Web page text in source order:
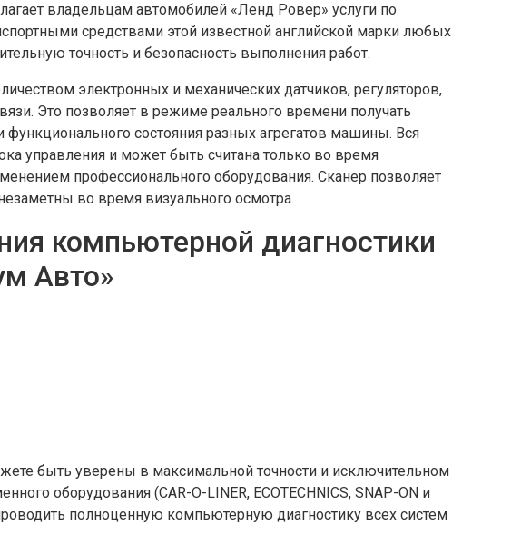
владельцам автомобилей «Ленд Ровер» услуги по
средствами этой известной английской марки любых
точность и безопасность выполнения работ.
электронных и механических датчиков, регуляторов,
Это позволяет в режиме реального времени получать
состояния разных агрегатов машины. Вся
управления и может быть считана только во время
профессионального оборудования. Сканер позволяет
во время визуального осмотра.
компьютерной диагностики
Авто»
быть уверены в максимальной точности и исключительном
оборудования (CAR-O-LINER, ECOTECHNICS, SNAP-ON и
полноценную компьютерную диагностику всех систем